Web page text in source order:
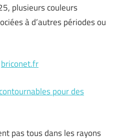
plusieurs couleurs
à d’autres périodes ou
briconet.fr
pour des
pas tous dans les rayons